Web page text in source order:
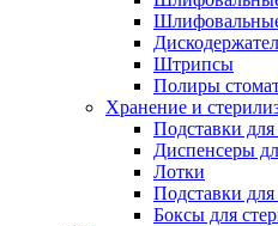
Штрипсы
Полиры
Хранение и
Подставки
Диспенсеры
Лотки
Подставки
Боксы для